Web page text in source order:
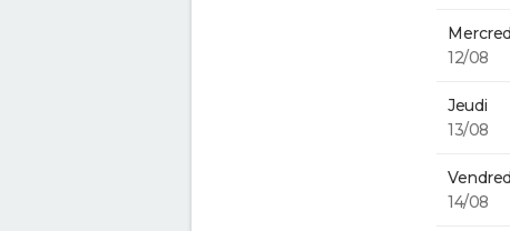
12/08
Jeudi
13/08
14/08